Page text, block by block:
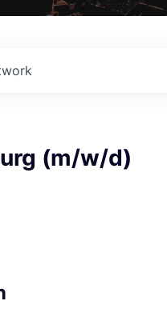
(m/w/d)